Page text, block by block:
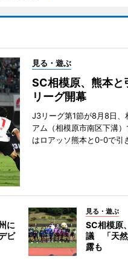
見る・遊ぶ
SC相模原、熊本
リーグ開幕
J3リーグ第1節が8月8日、
アム（相模原市南区下溝
はロアッソ熊本と0-0で引
に
ビ
見る・遊ぶ
SC相模原
議 「天然
露も